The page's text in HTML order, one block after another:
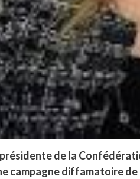
de la
campagne diffamatoire